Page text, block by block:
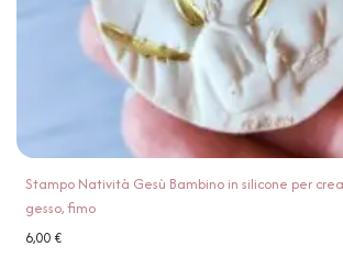
Stampo Natività Gesù Bambino in silicone per
gesso, fimo
6,00€